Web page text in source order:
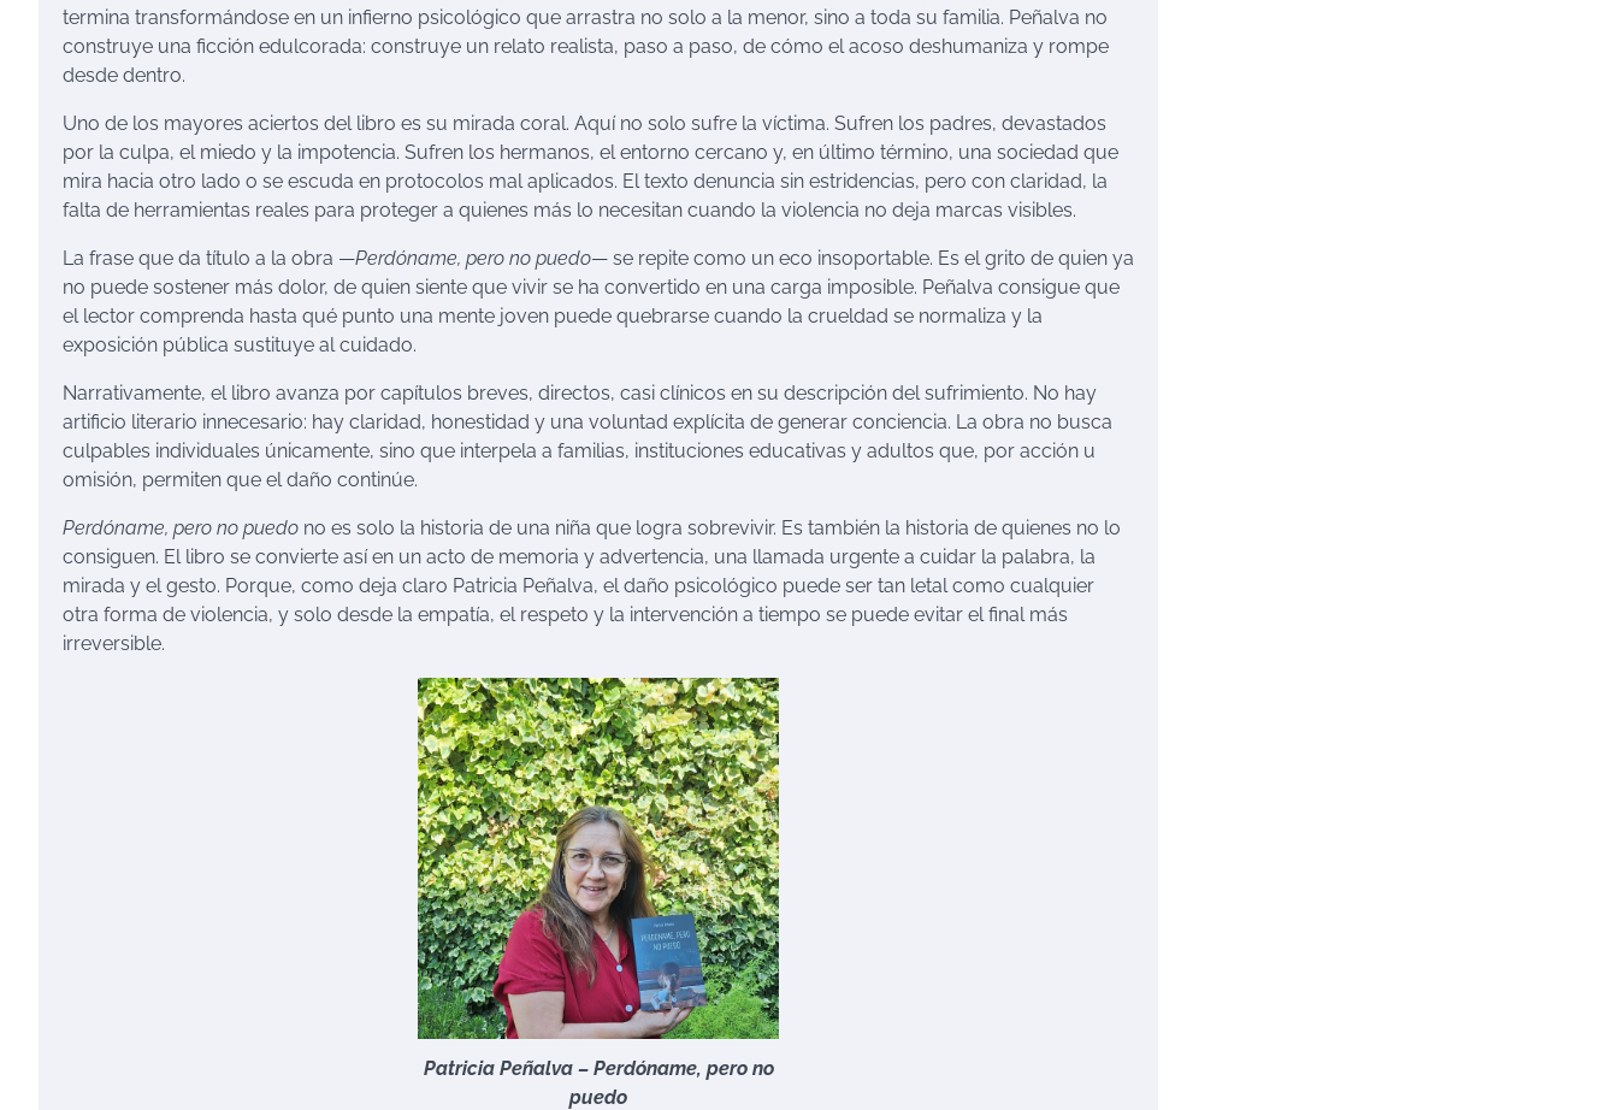
termina transformándose en un infierno psicológico que arrastra no solo a la menor, sino a toda su familia. Peñalva no
construye una ficción edulcorada: construye un relato realista, paso a paso, de cómo el acoso deshumaniza y rompe
desde dentro.
Uno de los mayores aciertos del libro es su mirada coral. Aquí no solo sufre la víctima. Sufren los padres, devastados
por la culpa, el miedo y la impotencia. Sufren los hermanos, el entorno cercano y, en último término, una sociedad que
mira hacia otro lado o se escuda en protocolos mal aplicados. El texto denuncia sin estridencias, pero con claridad, la
falta de herramientas reales para proteger a quienes más lo necesitan cuando la violencia no deja marcas visibles.
La frase que da título a la obra —Perdóname, pero no puedo— se repite como un eco insoportable. Es el grito de quien ya
no puede sostener más dolor, de quien siente que vivir se ha convertido en una carga imposible. Peñalva consigue que
el lector comprenda hasta qué punto una mente joven puede quebrarse cuando la crueldad se normaliza y la
exposición pública sustituye al cuidado.
Narrativamente, el libro avanza por capítulos breves, directos, casi clínicos en su descripción del sufrimiento. No hay
artificio literario innecesario: hay claridad, honestidad y una voluntad explícita de generar conciencia. La obra no busca
culpables individuales únicamente, sino que interpela a familias, instituciones educativas y adultos que, por acción u
omisión, permiten que el daño continúe.
Perdóname, pero no puedo no es solo la historia de una niña que logra sobrevivir. Es también la historia de quienes no lo
consiguen. El libro se convierte así en un acto de memoria y advertencia, una llamada urgente a cuidar la palabra, la
mirada y el gesto. Porque, como deja claro Patricia Peñalva, el daño psicológico puede ser tan letal como cualquier
otra forma de violencia, y solo desde la empatía, el respeto y la intervención a tiempo se puede evitar el final más
irreversible.
Patricia Peñalva – Perdóname, pero no
puedo